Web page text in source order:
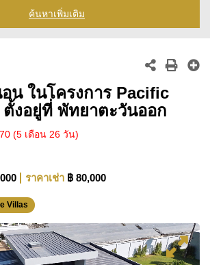
ค้นหาเพิ่มเติม
น ในโครงการ Pacific
งอยู่ที่ พัทยาตะวันออก
(5 เดือน 26 วัน)
ราคาเช่า ฿ 80,000
Villas